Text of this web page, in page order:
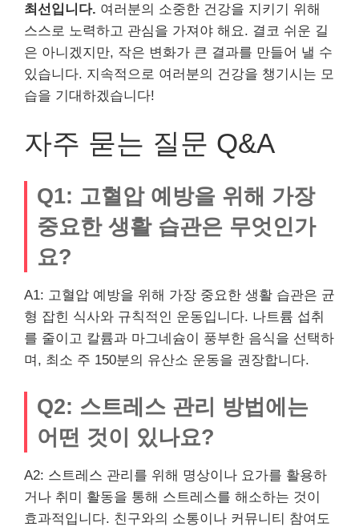
최선입니다. 여러분의 소중한 건강을 지키기 위해
스스로 노력하고 관심을 가져야 해요. 결코 쉬운 길
은 아니겠지만, 작은 변화가 큰 결과를 만들어 낼 수
있습니다. 지속적으로 여러분의 건강을 챙기시는 모
습을 기대하겠습니다!
자주 묻는 질문 Q&A
Q1: 고혈압 예방을 위해 가장
중요한 생활 습관은 무엇인가
요?
A1: 고혈압 예방을 위해 가장 중요한 생활 습관은 균
형 잡힌 식사와 규칙적인 운동입니다. 나트륨 섭취
를 줄이고 칼륨과 마그네슘이 풍부한 음식을 선택하
며, 최소 주 150분의 유산소 운동을 권장합니다.
Q2: 스트레스 관리 방법에는
어떤 것이 있나요?
A2: 스트레스 관리를 위해 명상이나 요가를 활용하
거나 취미 활동을 통해 스트레스를 해소하는 것이
효과적입니다. 친구와의 소통이나 커뮤니티 참여도